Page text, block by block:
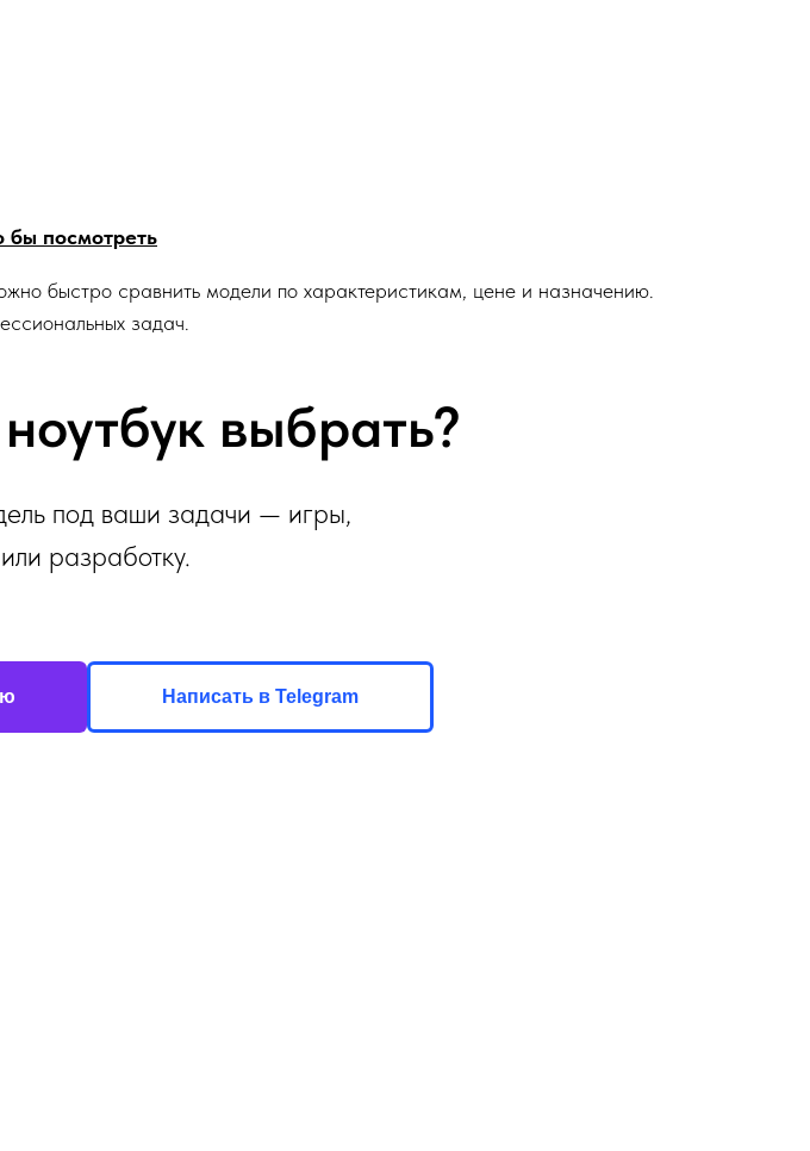
бы посмотреть
быстро сравнить модели по характеристикам, цене и назначению.
задач.
выбрать?
под ваши задачи — игры,
разработку.
Написать в Telegram